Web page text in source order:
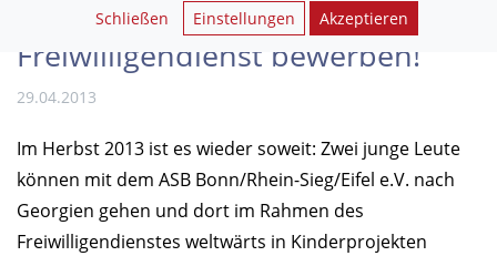
nach Georgien: Jetzt für
Freiwilligendienst bewerben!
29.04.2013
Im Herbst 2013 ist es wieder soweit: Zwei junge Leute
können mit dem ASB Bonn/Rhein-Sieg/Eifel e.V. nach
Georgien gehen und dort im Rahmen des
Freiwilligendienstes weltwärts in Kinderprojekten
Schließen Einstellungen Akzeptieren